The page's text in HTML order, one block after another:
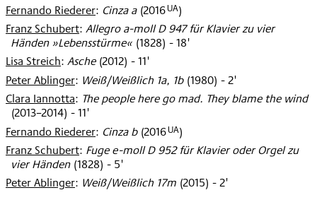
Fernando Riederer: Cinza a (2016UA)
Franz Schubert: Allegro a-moll D 947 für Klavier zu vier
Händen »Lebensstürme« (1828) - 18'
Lisa Streich: Asche (2012) - 11'
Peter Ablinger: Weiß/Weißlich 1a, 1b (1980) - 2'
Clara Iannotta: The people here go mad. They blame the wind
(2013–2014) - 11'
Fernando Riederer: Cinza b (2016UA)
Franz Schubert: Fuge e-moll D 952 für Klavier oder Orgel zu
vier Händen (1828) - 5'
Peter Ablinger: Weiß/Weißlich 17m (2015) - 2'